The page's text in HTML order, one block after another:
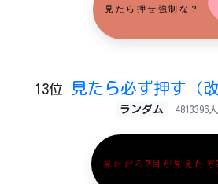
見たら押せ強制な？
13位 見たら必ず押す（
ランダム 4813396
見ただろ?目が見えたぞ